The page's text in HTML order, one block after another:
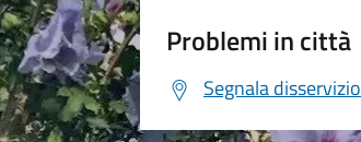
Problemi in città
Segnala disservizio